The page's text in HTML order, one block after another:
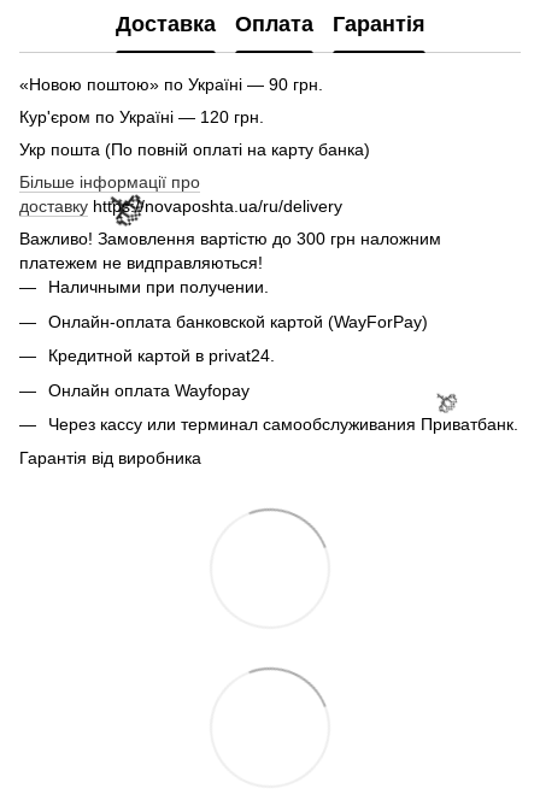
Доставка Оплата Гарантія
«Новою поштою» по Україні — 90 грн.
Кур'єром по Україні — 120 грн.
Укр пошта (По повній оплаті на карту банка)
Більше інформації про
доставку https://novaposhta.ua/ru/delivery
Важливо! Замовлення вартістю до 300 грн наложним
платежем не видправляються!
Наличными при получении.
Онлайн-оплата банковской картой (WayForPay)
Кредитной картой в privat24.
Онлайн оплата Wayfopay
Через кассу или терминал самообслуживания Приватбанк.
Гарантія від виробника